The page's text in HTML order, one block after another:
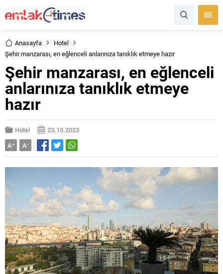
Anasayfa
Hotel
Şehir manzarası, en eğlenceli anlarınıza tanıklık etmeye hazır
Şehir manzarası, en eğlenceli
anlarınıza tanıklık etmeye
hazır
Hotel
23.10.2023
A+ A-